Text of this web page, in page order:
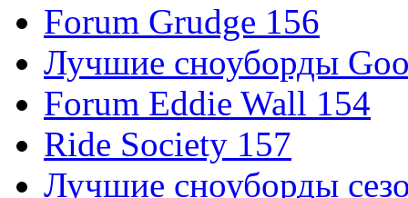
Forum Grudge 156
Лучшие сноуборды
Forum Eddie Wall 154
Ride Society 157
Лучшие сноуборды